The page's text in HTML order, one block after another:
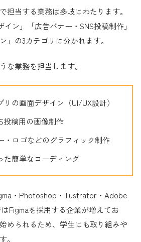
担当する業務は多岐にわたります。
ン」「広告バナー・SNS投稿制作」
」の3カテゴリに分かれます。
な業務を担当します。
の画面デザイン（UI/UX設計）
投稿用の画像制作
・ロゴなどのグラフィック制作
た簡単なコーディング
・Photoshop・Illustrator・Adobe
Figmaを採用する企業が増えてお
められるため、学生にも取り組みや
。